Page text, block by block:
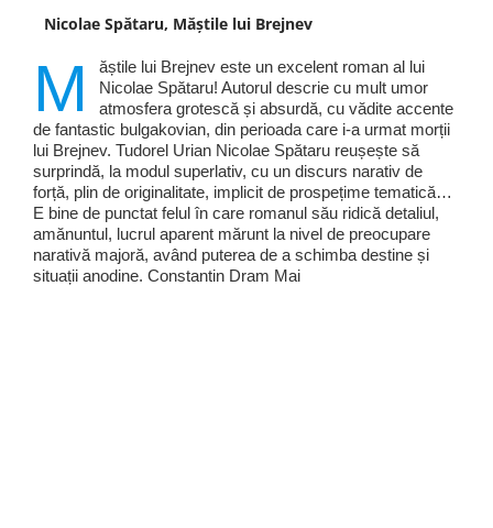
Nicolae Spătaru, Măștile lui Brejnev
M
ăștile lui Brejnev este un excelent roman al lui
Nicolae Spătaru! Autorul descrie cu mult umor
atmosfera grotescă și absurdă, cu vădite accente
de fantastic bulgakovian, din perioada care i-a urmat morții
lui Brejnev. Tudorel Urian Nicolae Spătaru reușește să
surprindă, la modul superlativ, cu un discurs narativ de
forță, plin de originalitate, implicit de prospețime tematică…
E bine de punctat felul în care romanul său ridică detaliul,
amănuntul, lucrul aparent mărunt la nivel de preocupare
narativă majoră, având puterea de a schimba destine și
situații anodine. Constantin Dram Mai